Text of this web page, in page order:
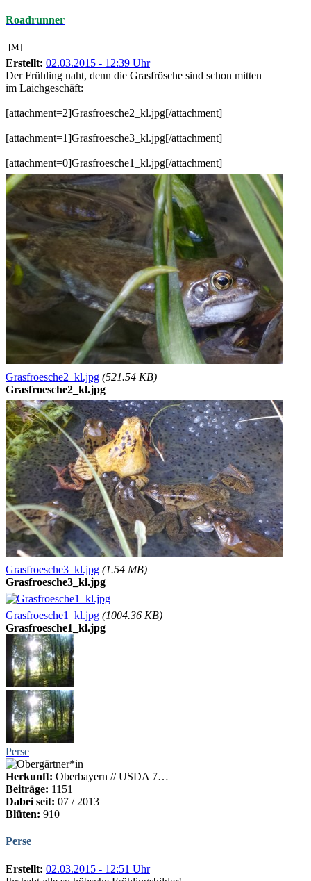
Roadrunner
[M]
Erstellt: 02.03.2015 - 12:39 Uhr
Der Frühling naht, denn die Grasfrösche sind schon mitten
im Laichgeschäft:
[attachment=2]Grasfroesche2_kl.jpg[/attachment]
[attachment=1]Grasfroesche3_kl.jpg[/attachment]
[attachment=0]Grasfroesche1_kl.jpg[/attachment]
Grasfroesche2_kl.jpg (521.54 KB)
Grasfroesche2_kl.jpg
Grasfroesche3_kl.jpg (1.54 MB)
Grasfroesche3_kl.jpg
Grasfroesche1_kl.jpg (1004.36 KB)
Grasfroesche1_kl.jpg
Perse
Herkunft: Oberbayern // USDA 7…
Beiträge: 1151
Dabei seit: 07 / 2013
Blüten: 910
Perse
Erstellt: 02.03.2015 - 12:51 Uhr